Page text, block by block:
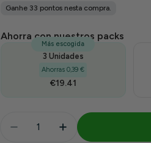
venda
Ahorra con nuestros packs
Más escogida
3 Unidades
Ahorras 0,39 €
€19.41
Diminuir Quantidade Para
Aumentar